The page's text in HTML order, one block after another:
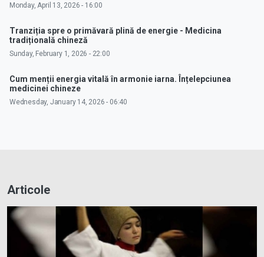
Monday, April 13, 2026 - 16:00
Tranziția spre o primăvară plină de energie - Medicina
tradițională chineză
Sunday, February 1, 2026 - 22:00
Cum menții energia vitală în armonie iarna. Înțelepciunea
medicinei chineze
Wednesday, January 14, 2026 - 06:40
Articole